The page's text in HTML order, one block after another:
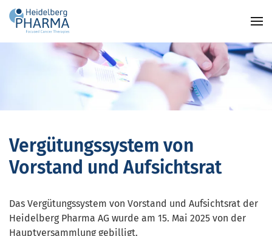
Zum Hauptinhalt springen
Vergütungssystem von
Vorstand und Aufsichtsrat
Das Vergütungssystem von Vorstand und Aufsichtsrat der
Heidelberg Pharma AG wurde am 15. Mai 2025 von der
Hauptversammlung gebilligt.